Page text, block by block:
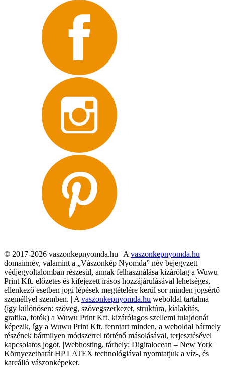
© 2017-2026 vaszonkepnyomda.hu | A vaszonkepnyomda.hu
domainnév, valamint a „Vászonkép Nyomda” név bejegyzett
védjegyoltalomban részesül, annak felhasználása kizárólag a Wuwu
Print Kft. előzetes és kifejezett írásos hozzájárulásával lehetséges,
ellenkező esetben jogi lépések megtételére kerül sor minden jogsértő
személlyel szemben. | A vaszonkepnyomda.hu weboldal tartalma
(így különösen: szöveg, szövegszerkezet, struktúra, kialakítás,
grafika, fotók) a Wuwu Print Kft. kizárólagos szellemi tulajdonát
képezik, így a Wuwu Print Kft. fenntart minden, a weboldal bármely
részének bármilyen módszerrel történő másolásával, terjesztésével
kapcsolatos jogot. |Webhosting, tárhely: Digitalocean – New York |
Környezetbarát HP LATEX technológiával nyomtatjuk a víz-, és
karcálló vászonképeket.